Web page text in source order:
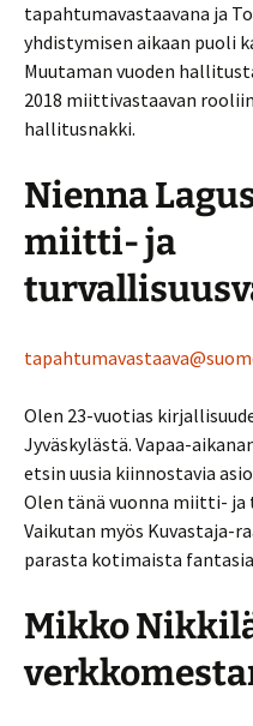
tapahtumavastaavana ja
yhdistymisen aikaan puoli
Muutaman vuoden
2018 miittivastaavan
hallitusnakki.
Nienna
miitti- ja
Olen 23-vuotias
Jyväskylästä. Vapaa-
etsin uusia kiinnostavia
Olen tänä vuonna miitti- ja
Vaikutan myös Kuvastaja-
parasta kotimaista
Mikko